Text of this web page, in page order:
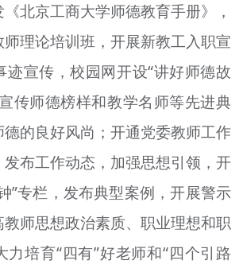
北京工商大学师德教育手册》，
理论培训班，开展新教工入职宣
迹宣传，校园网开设“讲好师德故
传师德榜样和教学名师等先进典
的良好风尚；开通党委教师工作
布工作动态，加强思想引领，开
”专栏，发布典型案例，开展警示
师思想政治素质、职业理想和职
力培育“四有”好老师和“四个引路